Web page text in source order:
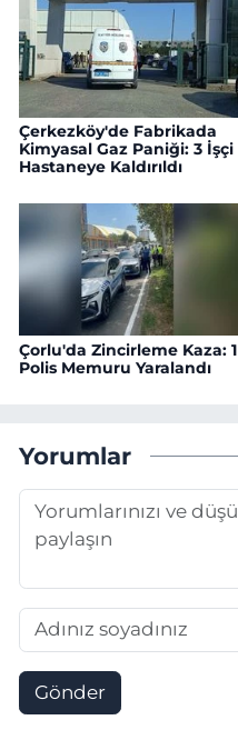
Çerkezköy'de Fabrikada
Kimyasal Gaz Paniği: 3 İşçi
Hastaneye Kaldırıldı
Çorlu'da Zincirleme Kaza: 1
Polis Memuru Yaralandı
Yorumlar
Gönder